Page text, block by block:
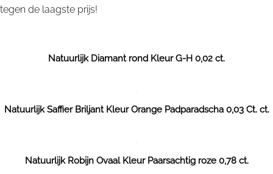
tegen de laagste prijs!
Natuurlijk Diamant rond Kleur G-H 0,02 ct.
Natuurlijk Saffier Briljant Kleur Orange Padparadscha 0,03 Ct. ct.
Natuurlijk Robijn Ovaal Kleur Paarsachtig roze 0,78 ct.